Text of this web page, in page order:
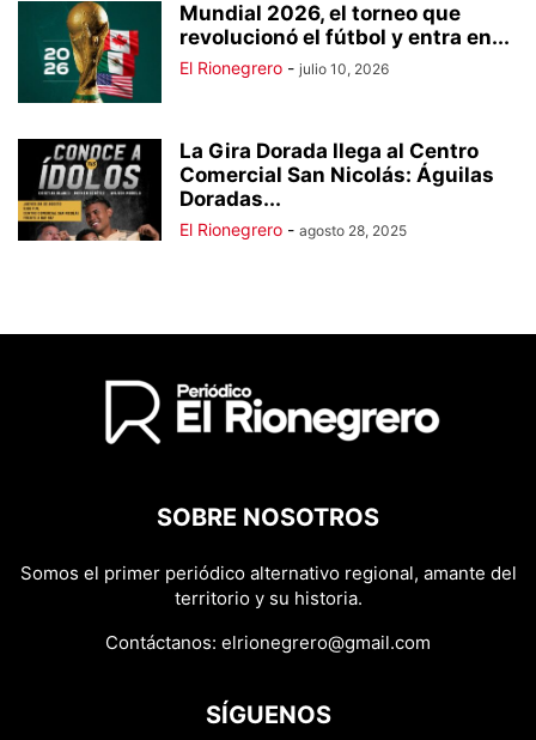
Mundial 2026, el torneo que
revolucionó el fútbol y entra en...
El Rionegrero - julio 10, 2026
La Gira Dorada llega al Centro
Comercial San Nicolás: Águilas
Doradas...
El Rionegrero - agosto 28, 2025
SOBRE NOSOTROS
Somos el primer periódico alternativo regional, amante del
territorio y su historia.
Contáctanos: elrionegrero@gmail.com
SÍGUENOS